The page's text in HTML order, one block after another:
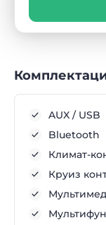
AUX / USB
Bluetooth
Климат-
Круиз